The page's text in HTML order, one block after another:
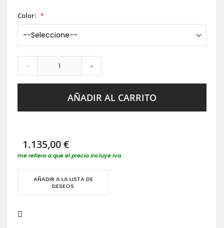
Color:
- +
AÑADIR AL CARRITO
1.135,00 €
me refiero a que el precio incluye iva
AÑADIR A LA LISTA DE
DESEOS